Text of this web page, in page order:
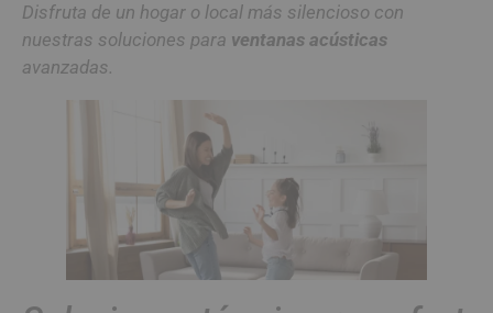
Disfruta de un hogar o local más silencioso con
nuestras soluciones para ventanas acústicas
avanzadas.